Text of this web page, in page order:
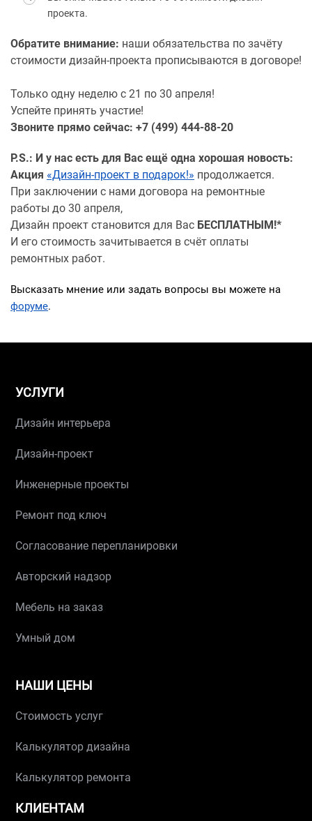
проекта.
Обратите внимание: наши обязательства по зачёту
стоимости дизайн-проекта прописываются в договоре!
Только одну неделю с 21 по 30 апреля!
Успейте принять участие!
Звоните прямо сейчас: +7 (499) 444-88-20
P.S.: И у нас есть для Вас ещё одна хорошая новость:
Акция «Дизайн-проект в подарок!» продолжается.
При заключении с нами договора на ремонтные
работы до 30 апреля,
Дизайн проект становится для Вас БЕСПЛАТНЫМ!*
И его стоимость зачитывается в счёт оплаты
ремонтных работ.
Высказать мнение или задать вопросы вы можете на
форуме.
УСЛУГИ
Дизайн интерьера
Дизайн-проект
Инженерные проекты
Ремонт под ключ
Согласование перепланировки
Авторский надзор
Мебель на заказ
Умный дом
НАШИ ЦЕНЫ
Стоимость услуг
Калькулятор дизайна
Калькулятор ремонта
КЛИЕНТАМ